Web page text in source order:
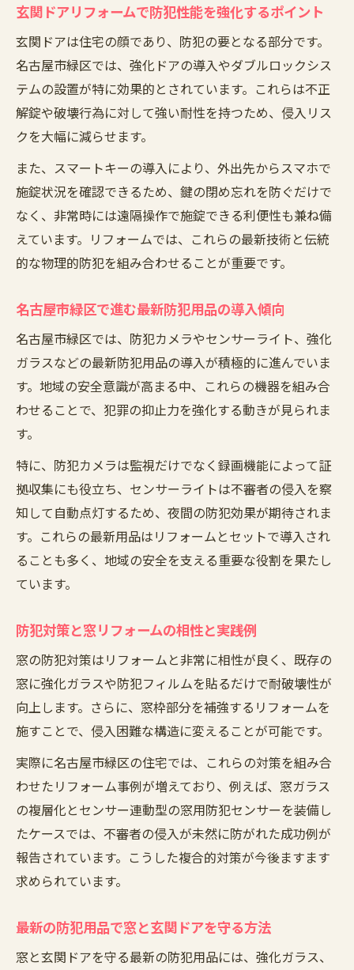
名古屋の最新防犯用品と見直しのポイント
防犯対策の見直しが暮らしに与える影響
窓やドアの防犯リフォームが選ばれる理由
リフォームによる防犯用品導入のポイント
名古屋市緑区で広がる防犯リフォームの実
態
玄関ドアや窓のリフォームで得られる防犯
対策
防犯用品導入前に知っておきたい注意点
防犯対策リフォームで失敗しないコツ
名古屋の補助金を活用した防犯リフォーム
名古屋市緑区で注目の最新防犯対策とは
窓と玄関ドアの防犯対策で叶える安心生活
防犯リフォームがもたらす効果と満足度
最新防犯用品を使った防犯対策実践法
窓と玄関の補強で防犯性能を向上させる方法
窓補強による防犯対策の効果と選び方
玄関ドア補強リフォームで安心を強化
名古屋市緑区で人気の防犯用品とは
防犯性能向上に役立つ最新グッズの紹介
玄関ドアリフォームで防犯性能を強化するポイント
玄関ドアは住宅の顔であり、防犯の要となる部分です。
名古屋市緑区では、強化ドアの導入やダブルロックシス
テムの設置が特に効果的とされています。これらは不正
解錠や破壊行為に対して強い耐性を持つため、侵入リス
クを大幅に減らせます。
また、スマートキーの導入により、外出先からスマホで
施錠状況を確認できるため、鍵の閉め忘れを防ぐだけで
なく、非常時には遠隔操作で施錠できる利便性も兼ね備
えています。リフォームでは、これらの最新技術と伝統
的な物理的防犯を組み合わせることが重要です。
名古屋市緑区で進む最新防犯用品の導入傾向
名古屋市緑区では、防犯カメラやセンサーライト、強化
ガラスなどの最新防犯用品の導入が積極的に進んでいま
す。地域の安全意識が高まる中、これらの機器を組み合
わせることで、犯罪の抑止力を強化する動きが見られま
す。
特に、防犯カメラは監視だけでなく録画機能によって証
拠収集にも役立ち、センサーライトは不審者の侵入を察
知して自動点灯するため、夜間の防犯効果が期待されま
す。これらの最新用品はリフォームとセットで導入され
ることも多く、地域の安全を支える重要な役割を果たし
ています。
防犯対策と窓リフォームの相性と実践例
窓の防犯対策はリフォームと非常に相性が良く、既存の
窓に強化ガラスや防犯フィルムを貼るだけで耐破壊性が
向上します。さらに、窓枠部分を補強するリフォームを
施すことで、侵入困難な構造に変えることが可能です。
実際に名古屋市緑区の住宅では、これらの対策を組み合
わせたリフォーム事例が増えており、例えば、窓ガラス
の複層化とセンサー連動型の窓用防犯センサーを装備し
たケースでは、不審者の侵入が未然に防がれた成功例が
報告されています。こうした複合的対策が今後ますます
求められています。
最新の防犯用品で窓と玄関ドアを守る方法
窓と玄関ドアを守る最新の防犯用品には、強化ガラス、